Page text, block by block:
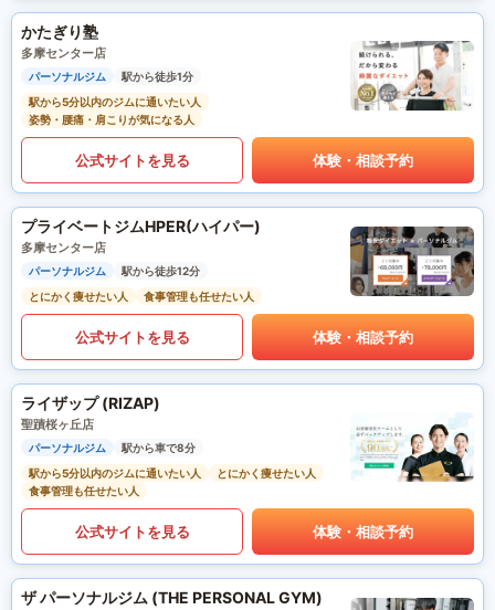
かたぎり塾
多摩センター店
パーソナルジム
駅から徒歩1分
駅から5分以内のジムに通いたい人
姿勢・腰痛・肩こりが気になる人
公式サイトを見る 体験・相談予約
プライベートジムHPER(ハイパー)
多摩センター店
パーソナルジム
駅から徒歩12分
とにかく痩せたい人
食事管理も任せたい人
公式サイトを見る 体験・相談予約
ライザップ (RIZAP)
聖蹟桜ヶ丘店
パーソナルジム
駅から車で8分
駅から5分以内のジムに通いたい人
とにかく痩せたい人
食事管理も任せたい人
公式サイトを見る 体験・相談予約
ザ パーソナルジム (THE PERSONAL GYM)